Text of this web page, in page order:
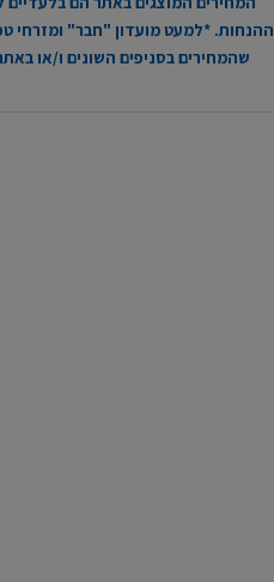
ההנחות. *למעט מועדון "חבר" ומזרחי
שהמחירים בסניפים השונים ו/או